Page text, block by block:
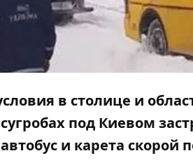
в столице и
под Киевом
и карета скорой